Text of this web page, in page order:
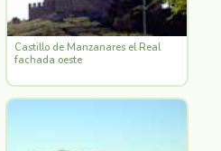
Castillo de Manzanares el Real
fachada oeste